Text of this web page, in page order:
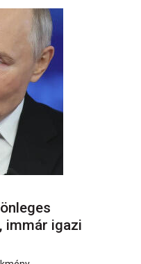
immár igazi